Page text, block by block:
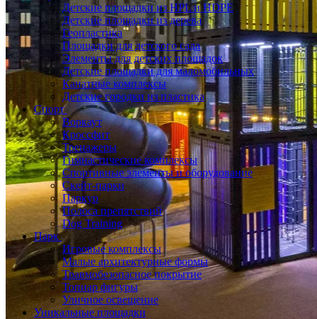
Детские площадки из HPL и HDPE
Детские площадки из дерева
Геопластика
Площадки для детского сада
Элементы для детских площадок
Детские площадки для маломобильных
Канатные комплексы
Детские городки из пластика
Спорт
Воркаут
Кроссфит
Тренажеры
Гимнастические комплексы
Спортивные элементы и оборудование
Скейт-парки
Паркур
Полоса препятствий
Dog Training
Парк
Игровые комплексы
Малые архитектурные формы
Травмобезопасное покрытие
Топиар фигуры
Уличное освещение
Уникальные площадки